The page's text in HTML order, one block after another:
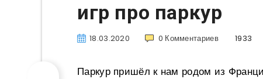
игр про паркур
18.03.2020 0 Комментариев 1933
Паркур пришёл к нам родом из